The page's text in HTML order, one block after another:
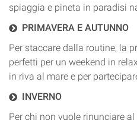
spiaggia e pineta in paradisi
PRIMAVERA E AUTUNNO
Per staccare dalla routine, la
perfetti per un weekend in
in riva al mare e per
INVERNO
Per chi non vuole rinunciare